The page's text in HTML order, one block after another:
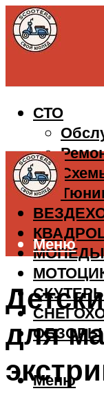
СТО
МОПЕДЫ
ОБЗОРЫ
Меню
Меню
для